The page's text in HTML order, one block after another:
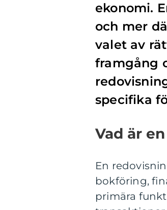
ekonomi.
och mer
valet av
framgång
specifika
Vad är
En
bokföring,
primära